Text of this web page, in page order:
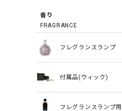
香り
FRAGRANCE
フレグランスランプ
付属品(ウィック)
フレグランスランプ